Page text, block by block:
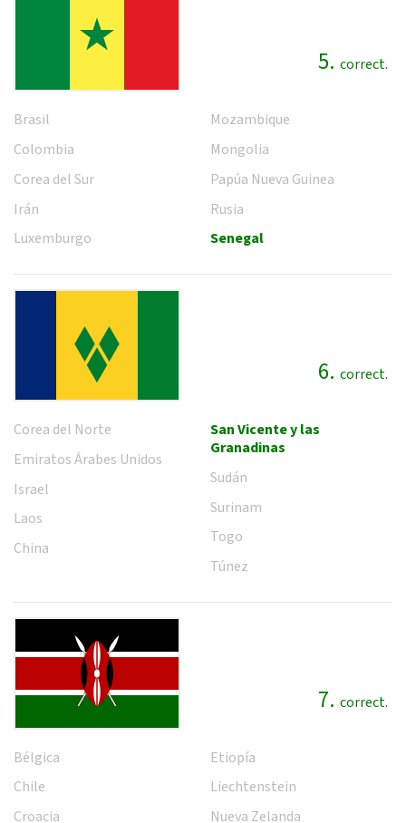
5. correct.
Brasil
Colombia
Corea del Sur
Irán
Luxemburgo
Mozambique
Mongolia
Papúa Nueva Guinea
Rusia
Senegal
6. correct.
Corea del Norte
Emiratos Árabes Unidos
Israel
Laos
China
San Vicente y las
Granadinas
Sudán
Surinam
Togo
Túnez
7. correct.
Bélgica
Chile
Croacia
Etiopía
Liechtenstein
Nueva Zelanda